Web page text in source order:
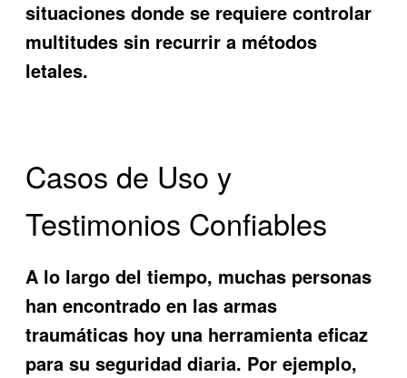
situaciones donde se requiere controlar
multitudes sin recurrir a métodos
letales.
Casos de Uso y
Testimonios Confiables
A lo largo del tiempo, muchas personas
han encontrado en lasarmas
traumáticas hoy una herramienta eficaz
para su seguridad diaria. Por ejemplo,